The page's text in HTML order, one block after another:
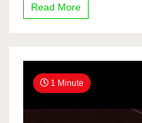
Read More
1 Minute